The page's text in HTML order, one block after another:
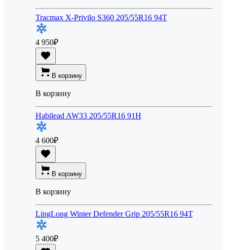
Tracmax X-Privilo S360 205/55R16 94T
4 950₽
В корзину
В корзину
Habilead AW33 205/55R16 91H
4 600₽
В корзину
В корзину
LingLong Winter Defender Grip 205/55R16 94T
5 400₽